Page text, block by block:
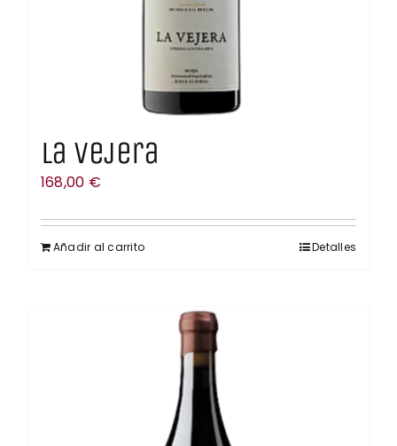
La Vejera
168,00 €
Añadir al carrito Detalles